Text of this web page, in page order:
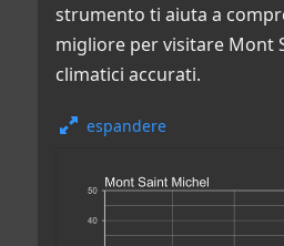
strumento ti aiuta a
migliore per visitare Mont
climatici accurati.
espandere